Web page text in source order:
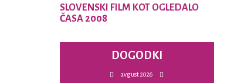
SLOVENSKI FILM KOT OGLEDALO
ČASA 2008
DOGODKI
avgust 2026